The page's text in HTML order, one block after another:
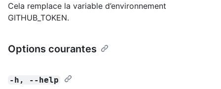
Cela remplace la variable d’environnement
GITHUB_TOKEN.
Options courantes
-h, --help